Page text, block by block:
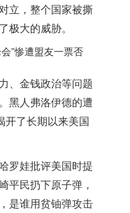
立，整个国家被撕
极大的威胁。
”惨遭盟友一票否
、金钱政治等问题
黑人弗洛伊德的遭
开了长期以来美国
罗娃批评美国时提
平民扔下原子弹，
是谁用贫铀弹攻击